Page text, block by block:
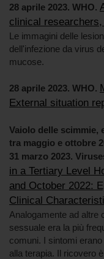
28 aprile 2023. WHO.
clinical
Le immagini delle
dell'infezione da virus
mucose.
28 aprile 2023. WHO.
External situation
Vaiolo delle scimmie,
tra maggio e ottobre
31 marzo 2023.
in a Tertiary Level
and October 2022:
Clinical
Analogamente ad altre
sessuale era la più
comuni. I sintomi
alla terapia. Il ricovero